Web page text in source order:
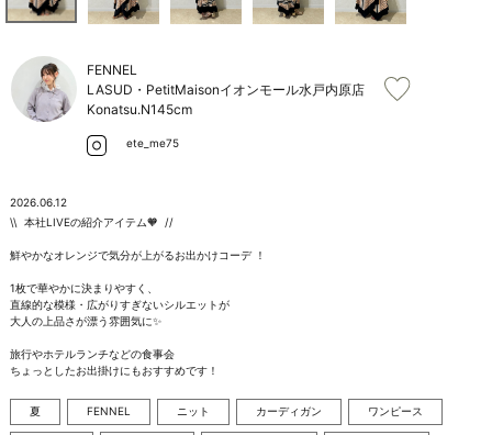
FENNEL
LASUD・PetitMaisonイオンモール水戸内原店
Konatsu.N145cm
ete_me75
2026.06.12
\\  本社LIVEの紹介アイテム🧡  //
鮮やかなオレンジで気分が上がるお出かけコーデ ！
1枚で華やかに決まりやすく、
直線的な模様・広がりすぎないシルエットが
大人の上品さが漂う雰囲気に✨️
旅行やホテルランチなどの食事会
ちょっとしたお出掛けにもおすすめです！
夏 FENNEL ニット カーディガン ワンピース